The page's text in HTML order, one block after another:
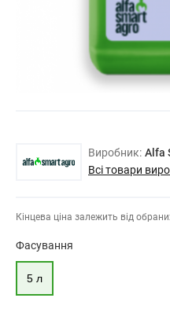
Виробник: Alfa
Всі товари
Кінцева ціна залежить від
Фасування
5 л